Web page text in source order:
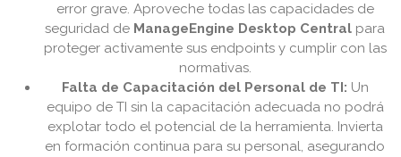
error grave. Aproveche todas las capacidades de
seguridad de ManageEngine Desktop Central para
proteger activamente sus endpoints y cumplir con las
normativas.
Falta de Capacitación del Personal de TI: Un
equipo de TI sin la capacitación adecuada no podrá
explotar todo el potencial de la herramienta. Invierta
en formación continua para su personal, asegurando